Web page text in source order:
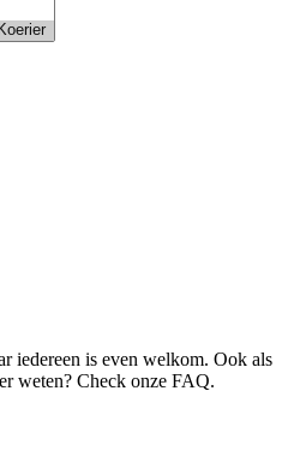
iedereen is even welkom. Ook als
weten? Check onze FAQ.